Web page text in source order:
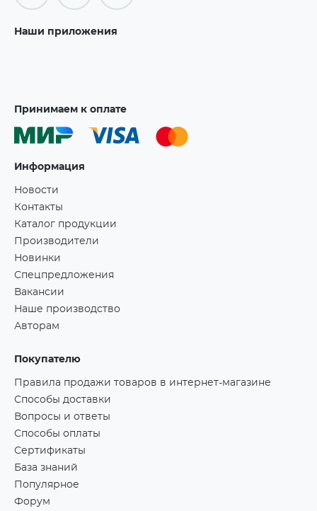
Наши приложения
Принимаем к оплате
Информация
Новости
Контакты
Каталог продукции
Производители
Новинки
Спецпредложения
Вакансии
Наше производство
Авторам
Покупателю
Правила продажи товаров в интернет-магазине
Способы доставки
Вопросы и ответы
Способы оплаты
Сертификаты
База знаний
Популярное
Форум